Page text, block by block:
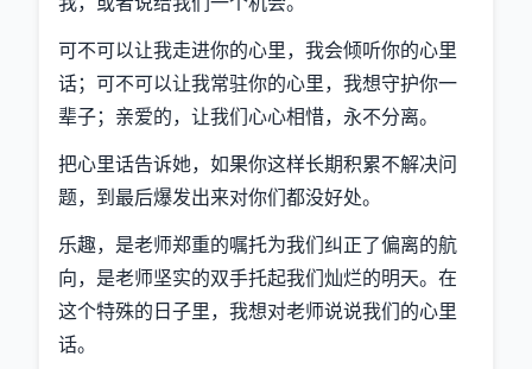
可不可以让我走进你的心里，我会倾听你的心里
话；可不可以让我常驻你的心里，我想守护你一
辈子；亲爱的，让我们心心相惜，永不分离。
把心里话告诉她，如果你这样长期积累不解决问
题，到最后爆发出来对你们都没好处。
乐趣，是老师郑重的嘱托为我们纠正了偏离的航
向，是老师坚实的双手托起我们灿烂的明天。在
这个特殊的日子里，我想对老师说说我们的心里
话。